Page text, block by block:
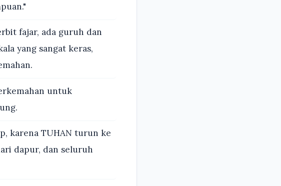
fajar, ada guruh dan
yang sangat keras,
untuk
karena TUHAN turun ke
dapur, dan seluruh